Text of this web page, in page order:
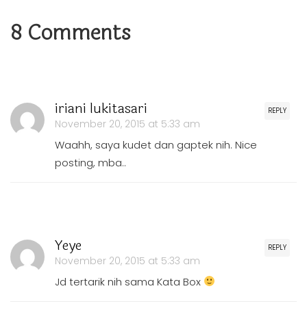
8 Comments
REPLY
iriani lukitasari
November 20, 2015 at 5:33 am
Waahh, saya kudet dan gaptek nih. Nice
posting, mba..
REPLY
Yeye
November 20, 2015 at 5:33 am
Jd tertarik nih sama Kata Box